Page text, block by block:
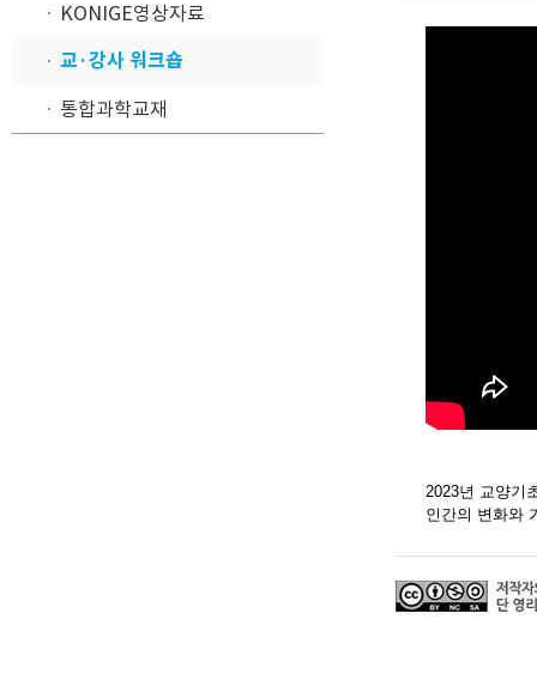
KONIGE영상자료
교·강사 워크숍
통합과학교재
2023년 교양기
인간의 변화와